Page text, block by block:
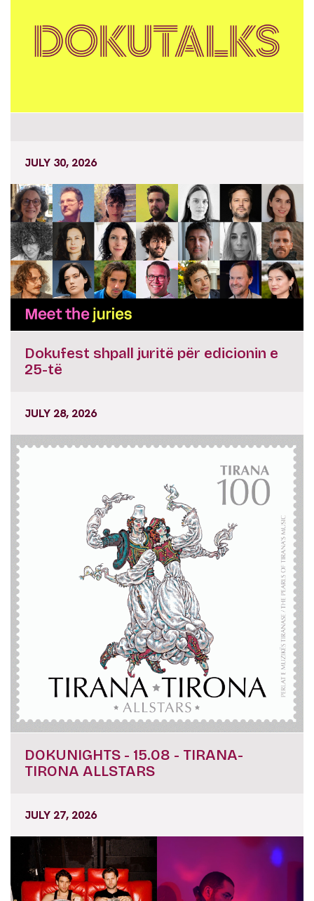
JULY 30, 2026
Dokufest shpall juritë për edicionin e
25-të
JULY 28, 2026
DOKUNIGHTS - 15.08 - TIRANA-
TIRONA ALLSTARS
JULY 27, 2026